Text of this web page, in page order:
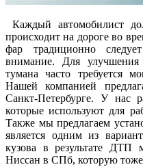
Каждый автомобилист
происходит на дороге во
фар традиционно
внимание. Для
тумана часто требуется
Нашей компанией
Санкт-Петербурге. У нас
которые используют для
Также мы предлагаем
является одним из
кузова в результате ДТП
Ниссан в СПб, которую